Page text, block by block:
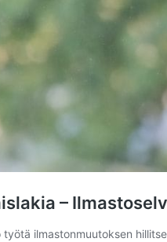
–
ilmastonmuutoksen